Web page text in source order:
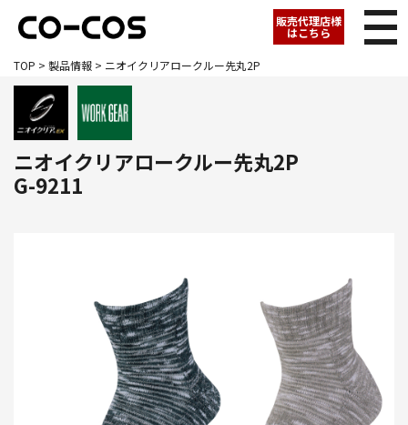
販売代理店様
はこちら
TOP > 製品情報 > ニオイクリアロークルー先丸2P
ニオイクリアロークルー先丸2P
G-9211